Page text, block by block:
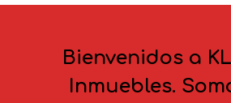
Bienvenidos a
Inmuebles.